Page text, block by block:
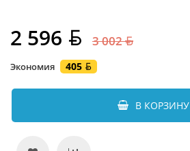
2 596 3 002
Экономия 405
В КОРЗИНУ